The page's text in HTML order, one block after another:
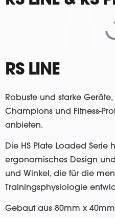
RS LINE
Robuste und starke
Champions und Fitness-
anbieten.
Die HS Plate Loaded Serie
ergonomisches Design
und Winkel, die für die
Trainingsphysiologie
Gebaut aus 80mm x